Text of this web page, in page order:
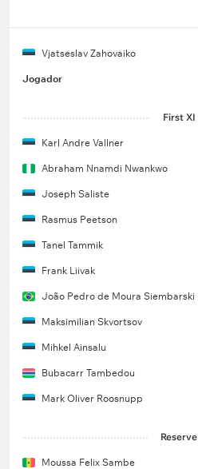
Vjatseslav Zahovaiko
Jogador
First XI
Karl Andre Vallner
Abraham Nnamdi Nwankwo
Joseph Saliste
Rasmus Peetson
Tanel Tammik
Frank Liivak
João Pedro de Moura Siembarski
Maksimilian Skvortsov
Mihkel Ainsalu
Bubacarr Tambedou
Mark Oliver Roosnupp
Reserve
Moussa Felix Sambe